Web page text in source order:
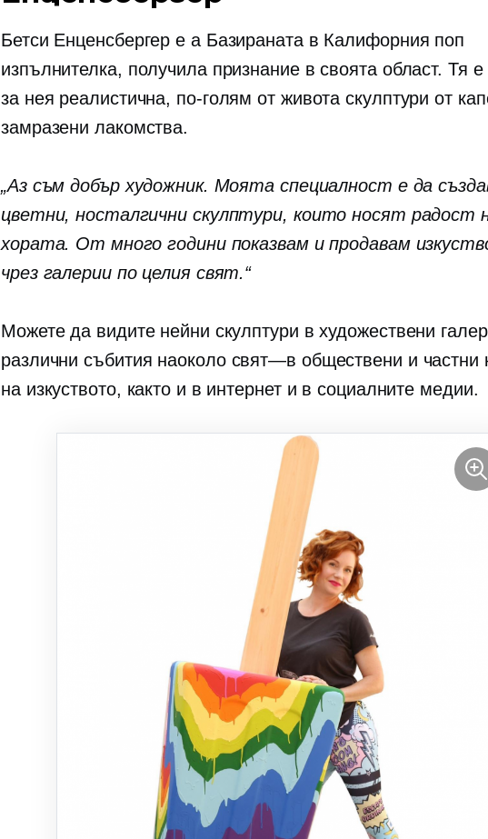
Бетси Енценсбергер е a Базираната в Калифорния поп
изпълнителка, получила признание в своята област. Тя е
за нея реалистична, по-голям от живота скулптури от
замразени лакомства.
„Аз съм добър художник. Моята специалност е да
цветни, носталгични скулптури, които носят радост
хората. От много години показвам и продавам
чрез галерии по целия свят.“
Можете да видите нейни скулптури в художествени
различни събития наоколо свят—в обществени и частни
на изкуството, както и в интернет и в социалните медии.